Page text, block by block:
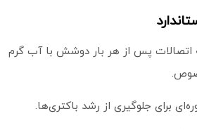
پس از هر بار دوشش با آب گرم
برای جلوگیری از رشد باکتری‌ها.